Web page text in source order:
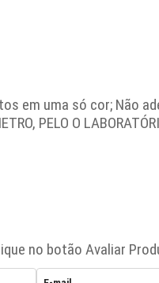
em uma só cor; Não
PELO O
no botão Avaliar